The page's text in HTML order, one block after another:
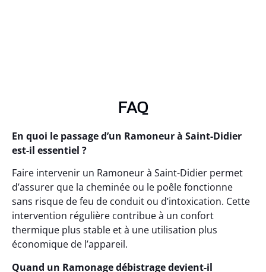
FAQ
En quoi le passage d’un Ramoneur à Saint-Didier
est-il essentiel ?
Faire intervenir un Ramoneur à Saint-Didier permet
d’assurer que la cheminée ou le poêle fonctionne
sans risque de feu de conduit ou d’intoxication. Cette
intervention régulière contribue à un confort
thermique plus stable et à une utilisation plus
économique de l’appareil.
Quand un Ramonage débistrage devient-il